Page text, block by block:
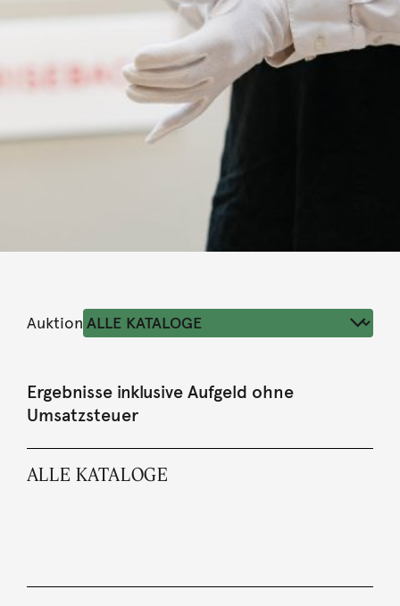
Auktion
Ergebnisse inklusive Aufgeld ohne
Umsatzsteuer
ALLE KATALOGE